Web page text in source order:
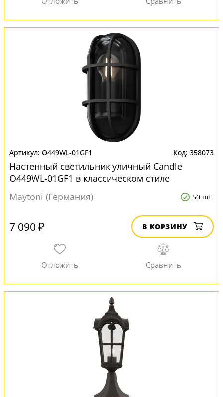
O449WL-01GF1 358073
Настенный светильник уличный Candle
O449WL-01GF1 в классическом стиле
Maytoni (Германия)
50 шт.
7 090 ₽ В КОРЗИНУ